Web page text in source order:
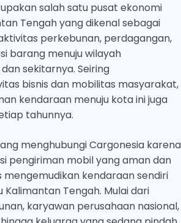
salah satu pusat ekonomi
Tengah yang dikenal sebagai
perkebunan, perdagangan,
barang menuju wilayah
sekitarnya. Seiring
bisnis dan mobilitas masyarakat,
kendaraan menuju kota ini juga
tahunnya.
menghubungi Cargonesia karena
pengiriman mobil yang aman dan
kendaraan sendiri
Tengah. Mulai dari
karyawan perusahaan nasional,